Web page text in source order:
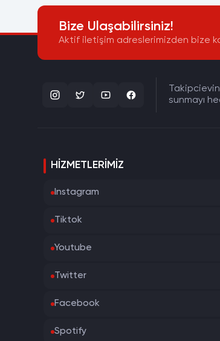
Bize Ulaşabilirsiniz!
Aktif iletişim adreslerimizden bize
sunmayı
HIZMETLERIMIZ
Instagram
Tiktok
Youtube
Twitter
Facebook
Spotify